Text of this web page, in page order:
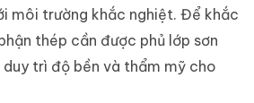
môi trường khắc nghiệt. Để khắc
thép cần được phủ lớp sơn
duy trì độ bền và thẩm mỹ cho